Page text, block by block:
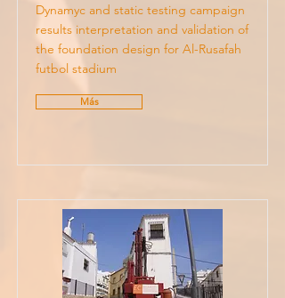
Dynamyc and static testing campaign
results interpretation and validation of
the foundation design for Al-Rusafah
futbol stadium
Más